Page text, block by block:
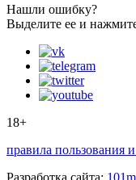
Нашли ошибку?
Выделите ее и
18+
правила пользования
Разработка сайта: